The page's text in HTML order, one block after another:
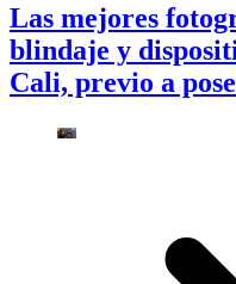
Las mejores
blindaje y
Cali, previo a